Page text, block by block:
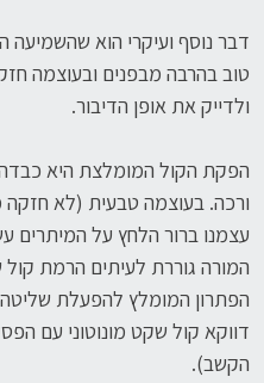
דבר נוסף ועיקרי הוא
טוב בהרבה מבפנים ובעוצמה
ולדייק את אופן הדיבור.
הפקת הקול המומלצת היא כבדה
ורכה. בעוצמה טבעית (לא
עצמנו ברור הלחץ על המיתרים
המורה גוררת לעיתים הרמת
הפתרון המומלץ להפעלת
דווקא קול שקט מונוטוני עם
הקשב).